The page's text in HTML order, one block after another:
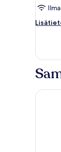
3BR
Suite
Blue